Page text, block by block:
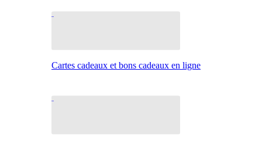
Cartes cadeaux et bons cadeaux en ligne